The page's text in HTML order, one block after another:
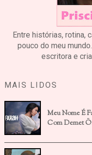
Entre histórias, rotina,
pouco do meu
escritora e
MAIS LIDOS
Meu Nome É
Com Demet